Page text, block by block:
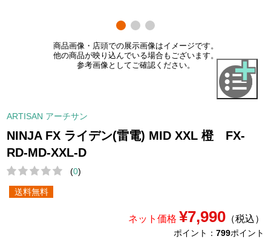
商品画像・店頭での展示画像はイメージです。
他の商品が映り込んでいる場合もございます。
参考画像としてご確認ください。
ARTISAN アーチサン
NINJA FX ライデン(雷電) MID XXL 橙 FX-
RD-MD-XXL-D
(0)
送料無料
ネット価格 ¥7,990（税込）
ポイント： 799ポイント